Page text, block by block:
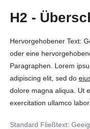
H2 -
Hervorgehobener Text:
oder eine
Paragraphen. Lorem
adipiscing elit, sed do
dolore magna aliqua. Ut
exercitation ullamco
Standard Fließtext: